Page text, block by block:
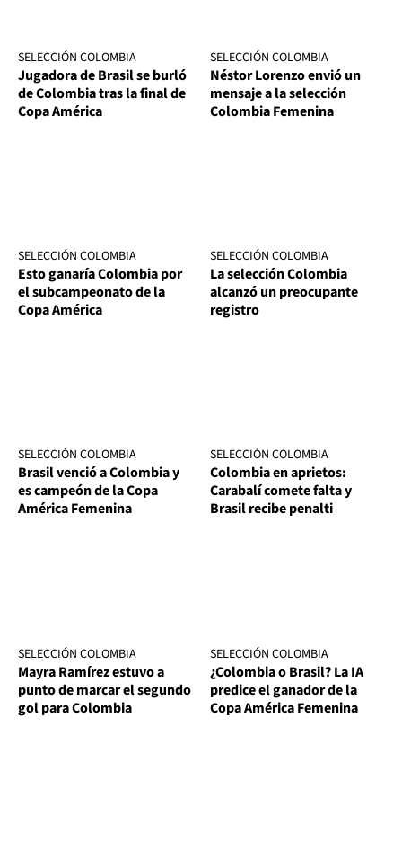
SELECCIÓN COLOMBIA
Jugadora de Brasil se burló
de Colombia tras la final de
Copa América
SELECCIÓN COLOMBIA
Néstor Lorenzo envió un
mensaje a la selección
Colombia Femenina
SELECCIÓN COLOMBIA
Esto ganaría Colombia por
el subcampeonato de la
Copa América
SELECCIÓN COLOMBIA
La selección Colombia
alcanzó un preocupante
registro
SELECCIÓN COLOMBIA
Brasil venció a Colombia y
es campeón de la Copa
América Femenina
SELECCIÓN COLOMBIA
Colombia en aprietos:
Carabalí comete falta y
Brasil recibe penalti
SELECCIÓN COLOMBIA
Mayra Ramírez estuvo a
punto de marcar el segundo
gol para Colombia
SELECCIÓN COLOMBIA
¿Colombia o Brasil? La IA
predice el ganador de la
Copa América Femenina